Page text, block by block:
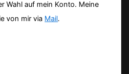
Wahl auf mein Konto. Meine
von mir via Mail.